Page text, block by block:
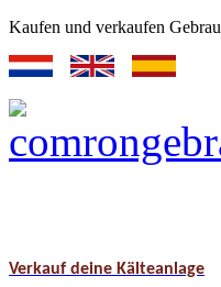
Kaufen und verkaufen
Verkauf deine Kälteanlage